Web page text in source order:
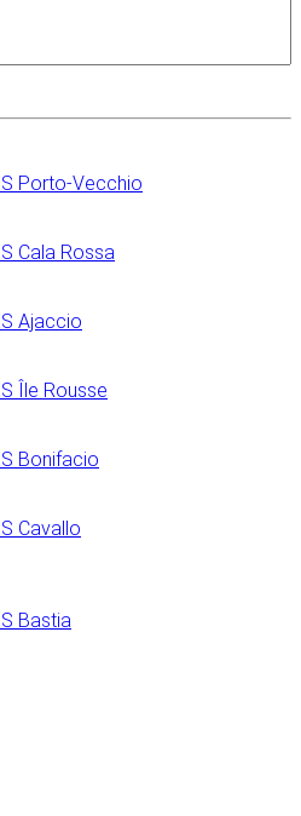
Porto-Vecchio
Cala Rossa
Ajaccio
Île Rousse
Bonifacio
Cavallo
Bastia